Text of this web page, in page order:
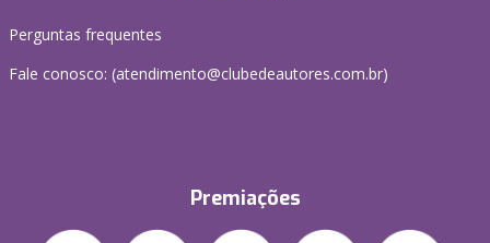
Perguntas frequentes
Fale conosco: (atendimento@clubedeautores.com.br)
Premiações